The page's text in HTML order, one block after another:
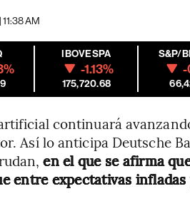
AM
IBOVESPA
-1.13%
175,720.68
S&P/
-
continuará
Así lo anticipa Deutsche
en el que se afirma
entre expectativas